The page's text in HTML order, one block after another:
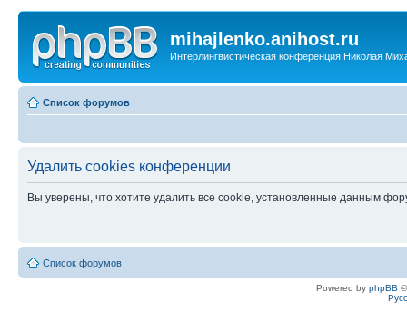
mihajlenko.anihost.ru
Интерлингвистическая конференция Николая
Список форумов
Удалить cookies конференции
Вы уверены, что хотите удалить все cookie, установленные данным
Список форумов
Powered by phpBB